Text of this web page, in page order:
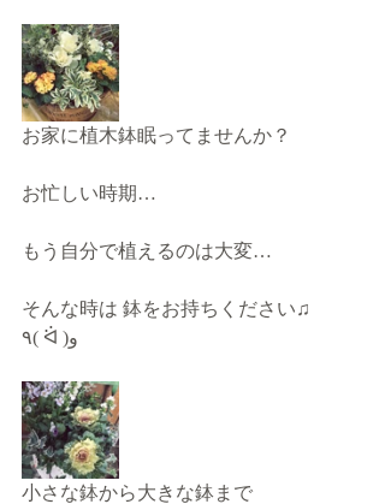
お家に植木鉢眠ってませんか？
お忙しい時期…
もう自分で植えるのは大変…
そんな時は 鉢をお持ちください♫
٩( ᐛ )و
小さな鉢から大きな鉢まで